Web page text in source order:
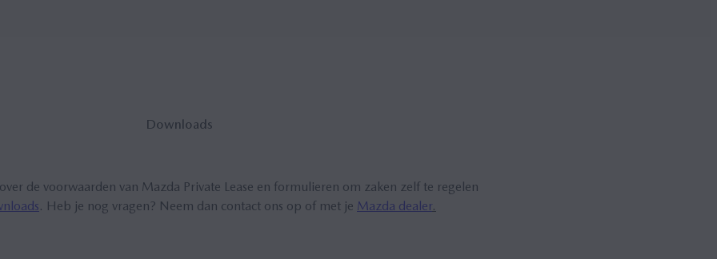
Down­lo­ads
de voorwaarden van Mazda Private Lease en formulieren om zaken zelf te regelen
. Heb je nog vragen? Neem dan contact ons op of met je Mazda dealer.